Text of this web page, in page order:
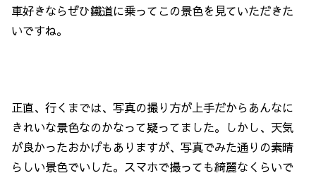
車好きならぜひ鐵道に乗ってこの景色を見ていただきた
いですね。
正直、行くまでは、写真の撮り方が上手だからあんなに
きれいな景色なのかなって疑ってました。しかし、天気
が良かったおかげもありますが、写真でみた通りの素晴
らしい景色でいした。スマホで撮っても綺麗なくらいで